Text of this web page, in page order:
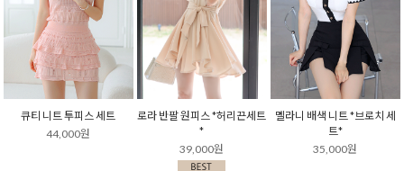
큐티 니트 투피스 세트
44,000원
로라 반팔 원피스 *허리끈세트
*
39,000원
멜라니 배색 니트 *브로치 세
트*
35,000원